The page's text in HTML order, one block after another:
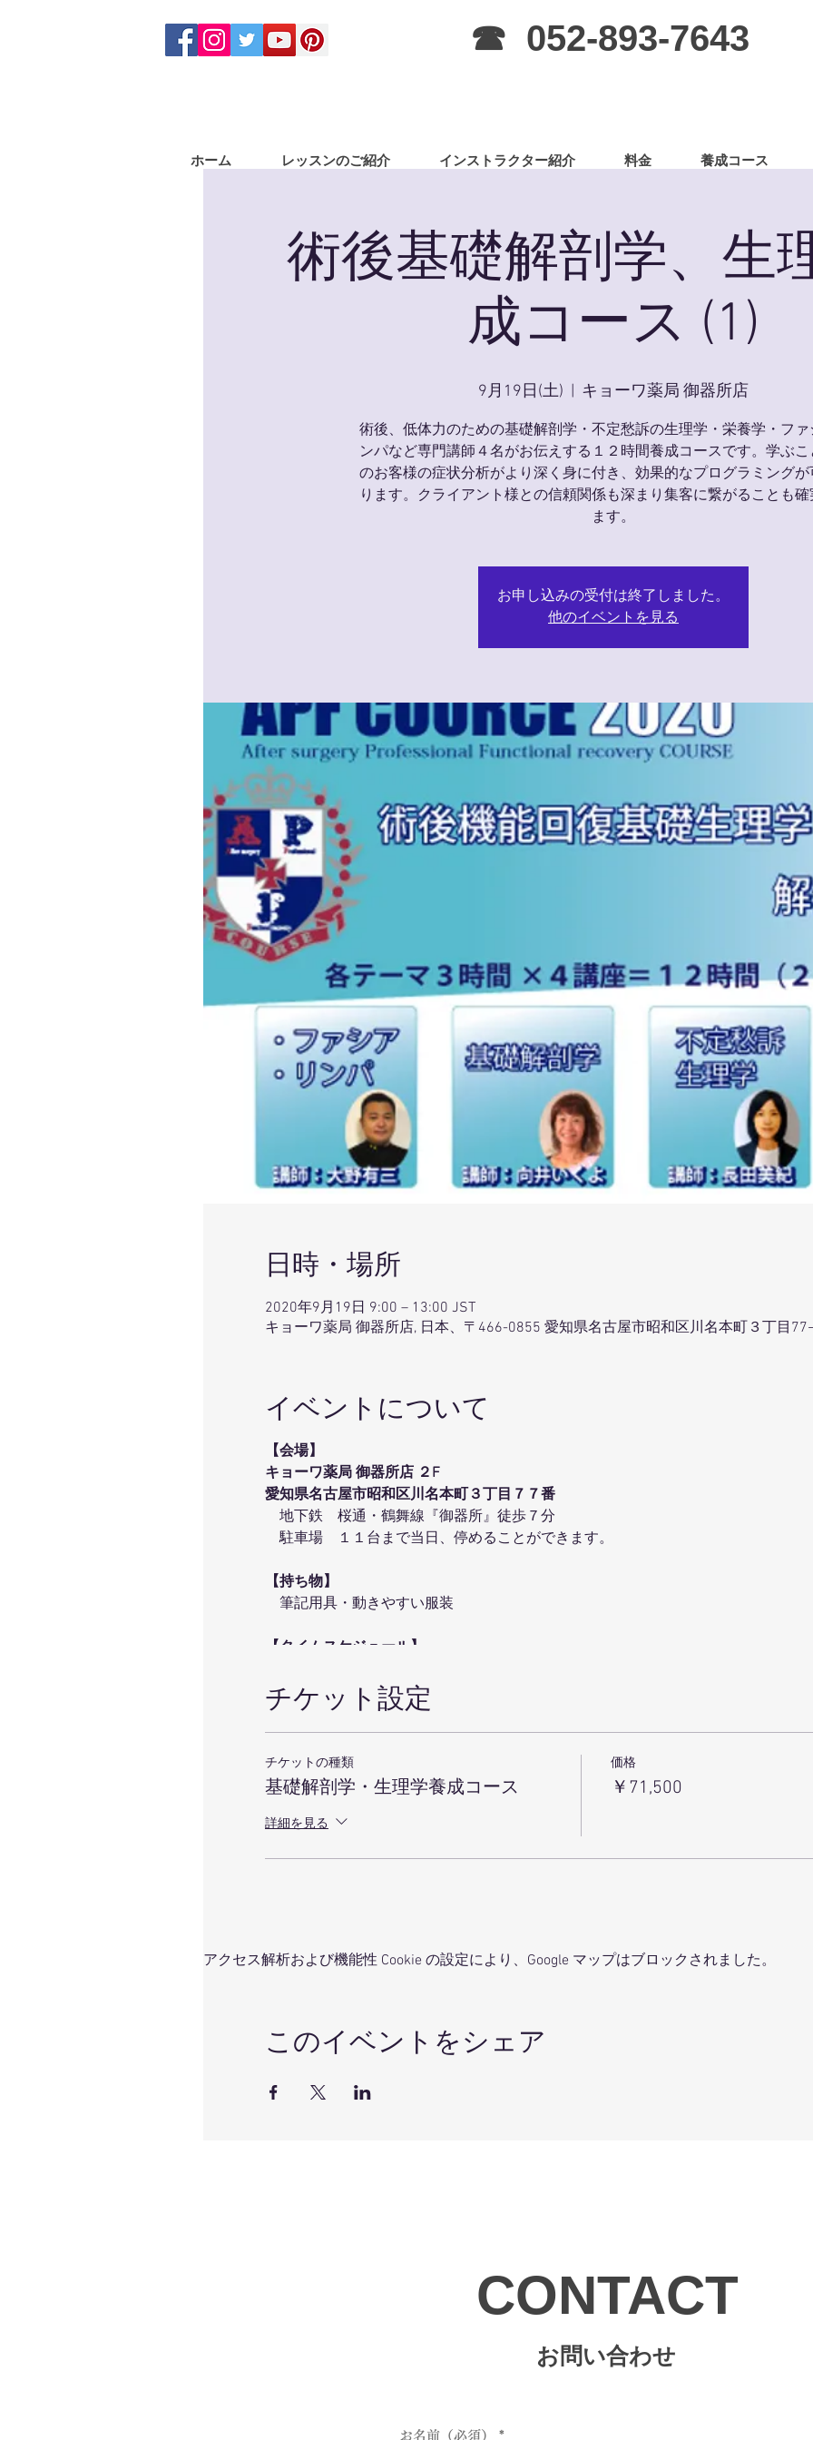
☎ 052-893-7643
ホーム レッスンのご紹介 インストラクター紹介 料金 養成コース
術後基礎解剖学、生
成コース (1)
9月19日(土) キョーワ薬局 御器所店
術後、低体力のための基礎解剖学・不定愁訴の生理学・栄養学・フ
ンパなど専門講師４名がお伝えする１２時間養成コースです。学ぶ
のお客様の症状分析がより深く身に付き、効果的なプログラミング
ります。クライアント様との信頼関係も深まり集客に繋がることも
お申し込みの受付は終了しました。
他のイベントを見る
日時・場所
2020年9月19日 9:00 – 13:00 JST
キョーワ薬局 御器所店, 日本、〒466-0855 愛知県名古屋市昭和区川名本町３丁目
イベントについて
【会場】
キョーワ薬局 御器所店 ２F
愛知県名古屋市昭和区川名本町３丁目７７番
地下鉄 桜通・鶴舞線『御器所』徒歩７分
駐車場 １１台まで当日、停めることができます。
【持ち物】
筆記用具・動きやすい服装
【タイムスケジュール】
９：００～１２：００ 『基礎解剖学』 向井いくよ
１２：００～１３：００ 休憩
１３：００～１６：００ 『不定愁訴の生理学』長田美紀
７/２４（金）
９：００～１２：００ 『術後の回復を助ける栄養学』小川寿恵
１２：００～１３：００ 休憩
理学療法士/ パーソナルトレーナー
健康運動実践指導士 / ピラティス / ジャイロキネシス講師
・小川寿恵 講師
オンライン決済 お申し込み時に決済できます。
オフライン決済 お申し込み後、各手続きにて１週間以内にお支払いお願いいたし
チケット設定
チケットの種類
基礎解剖学・生理学養成コース
詳細を見る
価格
￥71,500
アクセス解析および機能性 Cookie の設定により、Google マップはブロックされました。
このイベントをシェア
CONTACT
お問い合わせ
お名前（必須）